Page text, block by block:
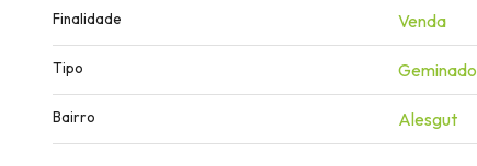
Finalidade Venda
Tipo Geminado
Bairro Alesgut